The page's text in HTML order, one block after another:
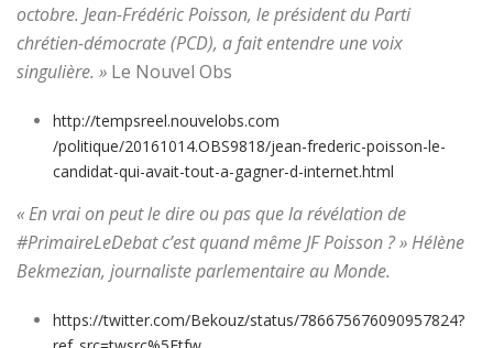
octobre. Jean-Frédéric Poisson, le président du Parti
chrétien-démocrate (PCD), a fait entendre une voix
singulière. » Le Nouvel Obs
http://tempsreel.nouvelobs.com
/politique/20161014.OBS9818/jean-frederic-poisson-le-
candidat-qui-avait-tout-a-gagner-d-internet.html
« En vrai on peut le dire ou pas que la révélation de
#PrimaireLeDebat c’est quand même JF Poisson ? » Hélène
Bekmezian, journaliste parlementaire au Monde.
https://twitter.com/Bekouz/status/786675676090957824?